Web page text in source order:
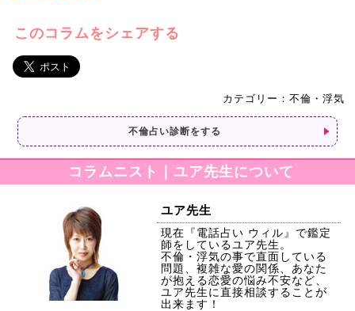
このコラムをシェアする
カテゴリー：不倫・浮気
不倫占い診断をする
コラムニスト｜ユア先生について
ユア先生
現在『電話占い ウィル』で鑑定
師をしているユア先生。
不倫・浮気の事で直面している
問題、複雑な愛の関係、あなた
が抱える恋愛の悩み不安など、
ユア先生に直接相談することが
出来ます！